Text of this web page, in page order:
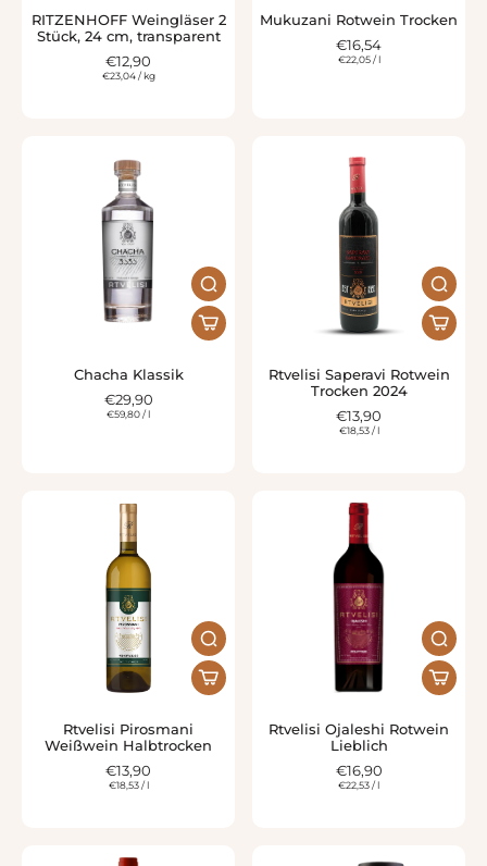
RITZENHOFF Weingläser 2
Stück, 24 cm, transparent
€12,90
€23,04/ kg
Mukuzani Rotwein Trocken
€16,54
€22,05/ l
Chacha Klassik
€29,90
€59,80/l
Rtvelisi Saperavi Rotwein
Trocken 2024
€13,90
€18,53/ l
Rtvelisi Pirosmani
Weißwein Halbtrocken
€13,90
€18,53/ l
Rtvelisi Ojaleshi Rotwein
Lieblich
€16,90
€22,53/l